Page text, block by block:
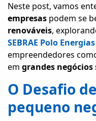
Neste post, vamos
empresas podem se
renováveis,
SEBRAE Polo
empreendedores
em grandes
O Desafio
pequeno